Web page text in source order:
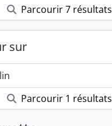
Parcourir 7 résultats
sur
Parcourir 1 résultats